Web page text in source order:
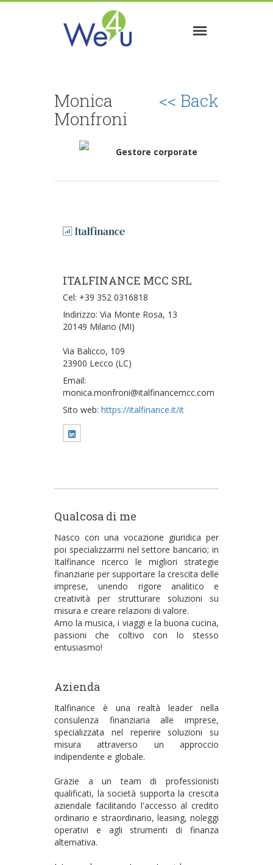
<< Back
Monica
Monfroni
Gestore corporate
ITALFINANCE MCC SRL
Cel: +39 352 0316818
Indirizzo: Via Monte Rosa, 13
20149 Milano (MI)
Via Balicco, 109
23900 Lecco (LC)
Email:
monica.monfroni@italfinancemcc.com
Sito web: https://italfinance.it/it
Qualcosa di me
Nasco con una vocazione giuridica per
poi specializzarmi nel settore bancario; in
Italfinance ricerco le migliori strategie
finanziarie per supportare la crescita delle
imprese, unendo rigore analitico e
creatività per strutturare soluzioni su
misura e creare relazioni di valore.
Amo la musica, i viaggi e la buona cucina,
passioni che coltivo con lo stesso
entusiasmo!
Azienda
Italfinance è una realtà leader nella
consulenza finanziaria alle imprese,
specializzata nel reperire soluzioni su
misura attraverso un approccio
indipendente e globale.
Grazie a un team di professionisti
qualificati, la società supporta la crescita
aziendale facilitando l'accesso al credito
ordinario e straordinario, leasing, noleggi
operativi e agli strumenti di finanza
alternativa.